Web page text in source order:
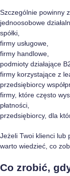
Szczególnie powinny
jednoosobowe
spółki,
firmy usługowe,
firmy handlowe,
podmioty działające
firmy korzystające z
przedsiębiorcy
firmy, które często
płatności,
przedsiębiorcy, dla
Jeżeli Twoi klienci lub
warto wiedzieć, co
Co zrobić,